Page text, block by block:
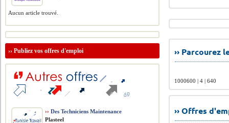
››
1000600 | 4 | 640
›› Offres
Aucun article trouvé.
››Publiez vos offres d'emploi
›› Des Techniciens Maintenance
Plasteel